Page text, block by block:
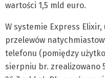
wartości 1,5 mld euro.
W systemie Express
przelewów
telefonu (pomiędzy
sierpniu br. zrealizowano